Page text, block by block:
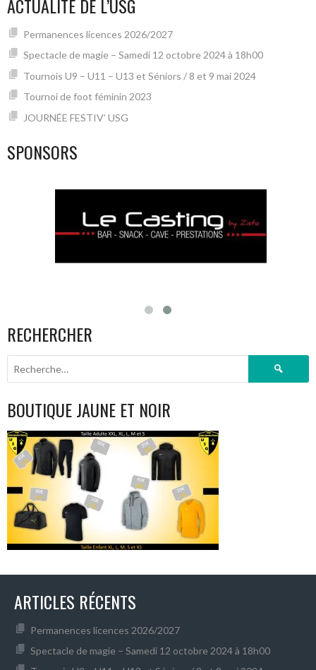
ACTUALITÉ DE L’USG
Permanences licences 2026/2027
Spectacle de magie – Samedi 12 octobre 2024 à 18h00
Tournois U9 – U11 – U13 et Séniors / 8 et 9 mai 2024
Tournoi de foot féminin 2023
JOURNÉE FESTIV’ USG
SPONSORS
RECHERCHER
Rechercher :
BOUTIQUE JAUNE ET NOIR
ARTICLES RÉCENTS
Permanences licences 2026/2027
Spectacle de magie – Samedi 12 octobre 2024 à 18h00